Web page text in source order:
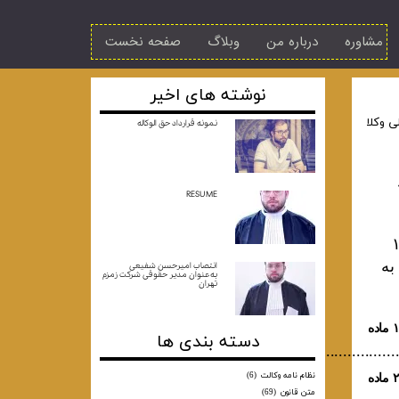
صفحه نخست وبلاگ درباره من مشاوره
وکلا
١٣٣٣
ﻣﺎده
ﻣﺎده
نوشته های اخیر
نمونه قرارداد حق الوکاله
RESUME
انتصاب امیرحسن شفیعی
به‌عنوان مدیر حقوقی شرکت زمزم
تهران
دسته بندی ها
نظام نامه وکالت (6)
متن قانون (69)